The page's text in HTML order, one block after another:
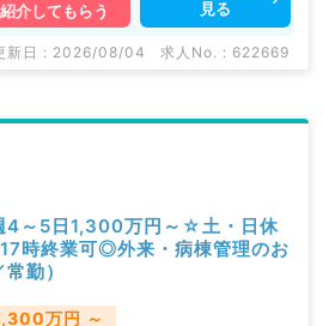
紹介してもらう
見る
新日 : 2026/08/04 求人No. : 622669
4～5日1,300万円～☆土・日休
時終業可◎外来・病棟管理のお
勤）
万円 ～